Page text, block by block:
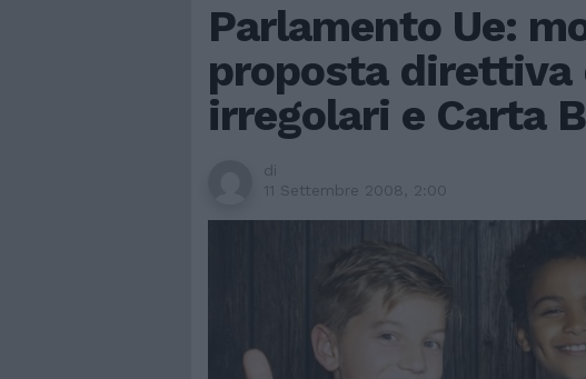
Parlamento Ue:
proposta direttiva
irregolari e Carta
di
11 Settembre 2008, 2:00